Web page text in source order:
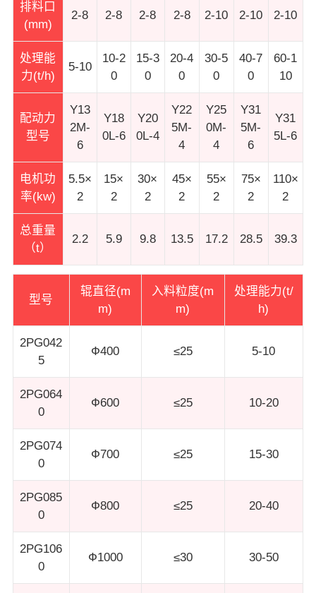
排料口
(mm)
2-8 2-8 2-8 2-8 2-10 2-10 2-10
处理能
力(t/h)
5-10
10-2
0
15-3
0
20-4
0
30-5
0
40-7
0
60-1
10
配动力
型号
Y13
2M-
6
Y18
0L-6
Y20
0L-4
Y22
5M-
4
Y25
0M-
4
Y31
5M-
6
Y31
5L-6
电机功
率(kw)
5.5×
2
15×
2
30×
2
45×
2
55×
2
75×
2
110×
2
总重量
（t）
2.2 5.9 9.8 13.5 17.2 28.5 39.3
型号
辊直径(m
m)
入料粒度(m
m)
处理能力(t/
h)
2PG042
5
Ф400 ≤25 5-10
2PG064
0
Ф600 ≤25 10-20
2PG074
0
Ф700 ≤25 15-30
2PG085
0
Ф800 ≤25 20-40
2PG106
0
Ф1000 ≤30 30-50